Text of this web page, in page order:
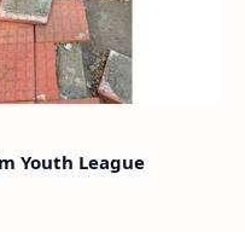
Youth League